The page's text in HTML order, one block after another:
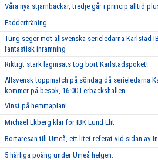
Våra nya stjärnbackar, tredje går i princip alltid
Fadderträning
Tung seger mot allsvenska serieledarna Karlstad
fantastisk inramning
Riktigt stark laginsats tog bort Karlstadspöket!
Allsvensk toppmatch på söndag då serieledarna
kommer på besök, 16:00 Lerbäckshallen.
Vinst på hemmaplan!
Michael Ekberg klar för IBK Lund Elit
Bortaresan till Umeå, ett litet referat vid sidan av
5 härliga poäng under Umeå helgen.